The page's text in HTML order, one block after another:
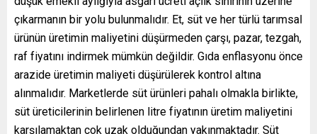
çıkarmanın bir yolu bulunmalıdır. Et, süt ve her türlü tarımsal
ürünün üretimin maliyetini düşürmeden çarşı, pazar, tezgah,
raf fiyatını indirmek mümkün değildir. Gıda enflasyonu önce
arazide üretimin maliyeti düşürülerek kontrol altına
alınmalıdır. Marketlerde süt ürünleri pahalı olmakla birlikte,
süt üreticilerinin belirlenen litre fiyatının üretim maliyetini
karşılamaktan çok uzak olduğundan yakınmaktadır. Süt